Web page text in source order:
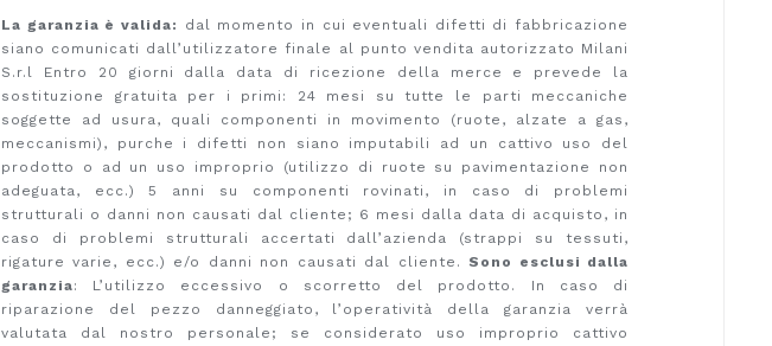
La garanzia è valida:
dal momento in cui eventuali difetti di fabbricazione
siano comunicati dall’utilizzatore finale al punto vendita autorizzato Milani
S.r.l Entro 20 giorni dalla data di ricezione della merce e prevede la
sostituzione gratuita per i primi: 24 mesi su tutte le parti meccaniche
soggette ad usura, quali componenti in movimento (ruote, alzate a gas,
meccanismi), purche i difetti non siano imputabili ad un cattivo uso del
prodotto o ad un uso improprio (utilizzo di ruote su pavimentazione non
adeguata, ecc.) 5 anni su componenti rovinati, in caso di problemi
strutturali o danni non causati dal cliente; 6 mesi dalla data di acquisto, in
caso di problemi strutturali accertati dall’azienda (strappi su tessuti,
rigature varie, ecc.) e/o danni non causati dal cliente. Sono esclusi dalla
garanzia: L’utilizzo eccessivo o scorretto del prodotto. In caso di
riparazione del pezzo danneggiato, l’operatività della garanzia verrà
valutata dal nostro personale; se considerato uso improprio cattivo